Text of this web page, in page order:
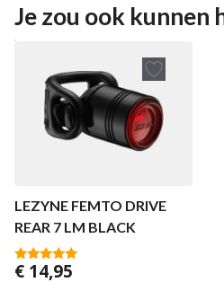
Je zou ook kunnen
LEZYNE FEMTO DRIVE
REAR 7 LM BLACK
5.00
€ 14,95